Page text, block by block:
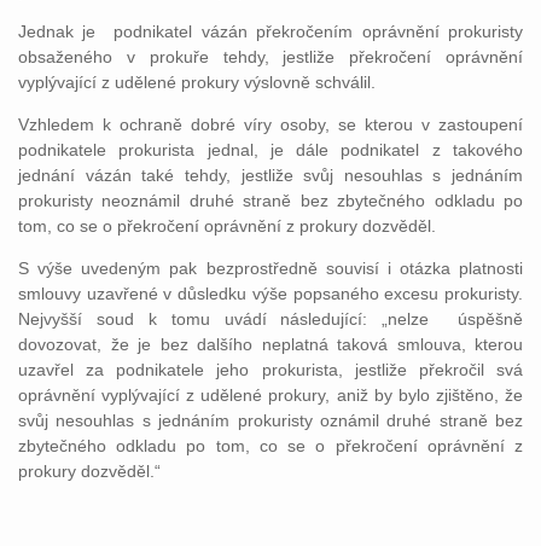
Jednak je podnikatel vázán překročením oprávnění prokuristy
obsaženého v prokuře tehdy, jestliže překročení oprávnění
vyplývající z udělené prokury výslovně schválil.
Vzhledem k ochraně dobré víry osoby, se kterou v zastoupení
podnikatele prokurista jednal, je dále podnikatel z takového
jednání vázán také tehdy, jestliže svůj nesouhlas s jednáním
prokuristy neoznámil druhé straně bez zbytečného odkladu po
tom, co se o překročení oprávnění z prokury dozvěděl.
S výše uvedeným pak bezprostředně souvisí i otázka platnosti
smlouvy uzavřené v důsledku výše popsaného excesu prokuristy.
Nejvyšší soud k tomu uvádí následující: „nelze úspěšně
dovozovat, že je bez dalšího neplatná taková smlouva, kterou
uzavřel za podnikatele jeho prokurista, jestliže překročil svá
oprávnění vyplývající z udělené prokury, aniž by bylo zjištěno, že
svůj nesouhlas s jednáním prokuristy oznámil druhé straně bez
zbytečného odkladu po tom, co se o překročení oprávnění z
prokury dozvěděl.“